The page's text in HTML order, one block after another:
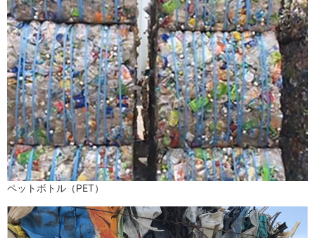
ペットボトル（PET）